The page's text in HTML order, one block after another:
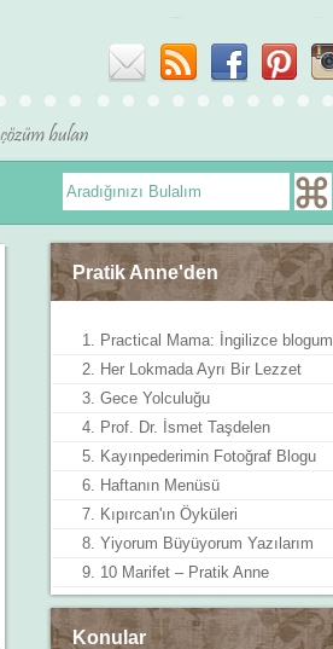
Pratik Anne'den
1. Practical Mama: İngilizce blogum
2. Her Lokmada Ayrı Bir Lezzet
3. Gece Yolculuğu
4. Prof. Dr. İsmet Taşdelen
5. Kayınpederimin Fotoğraf Blogu
6. Haftanın Menüsü
7. Kıpırcan'ın Öyküleri
8. Yiyorum Büyüyorum Yazılarım
9. 10 Marifet – Pratik Anne
Konular